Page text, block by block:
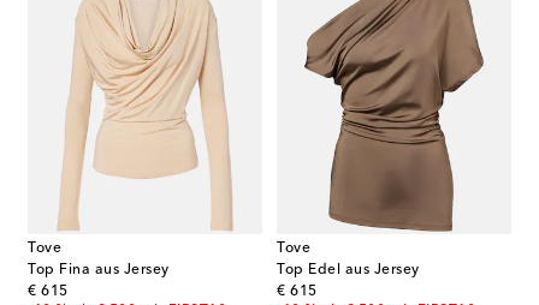
Tove
Top Fina aus Jersey
€ 615
original price
Tove
Top Edel aus Jersey
€ 615
original price